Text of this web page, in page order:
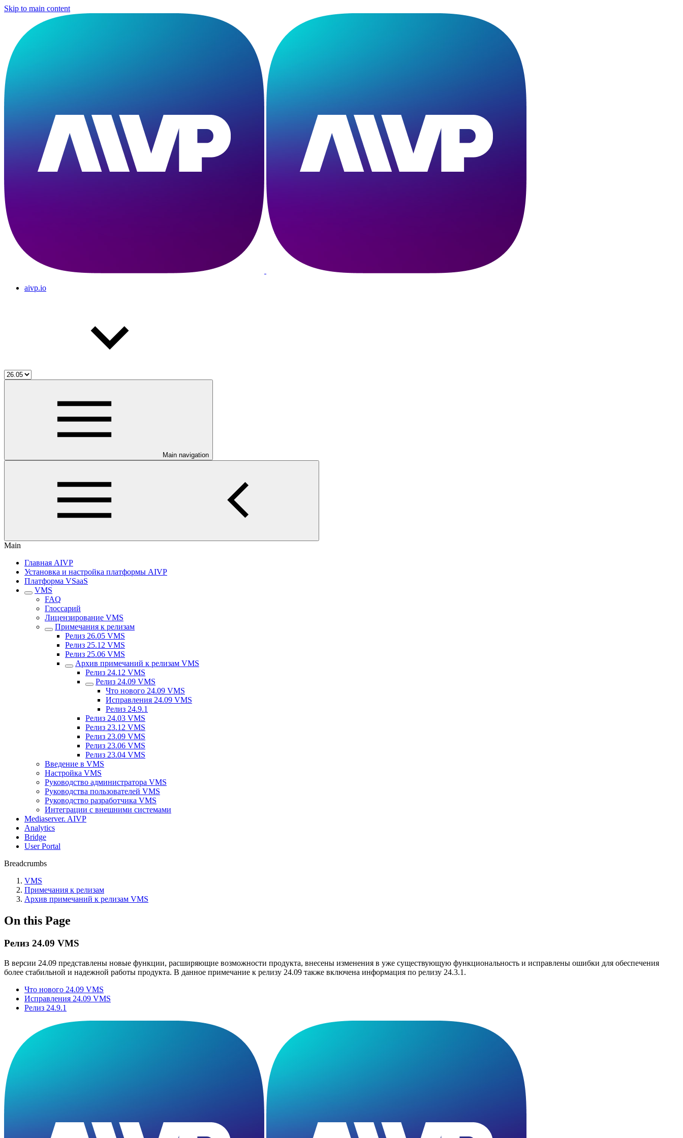
Skip to main content
aivp.io
Main navigation
Main
Главная AIVP
Установка и настройка платформы AIVP
Платформа VSaaS
VMS
FAQ
Глоссарий
Лицензирование VMS
Примечания к релизам
Релиз 26.05 VMS
Релиз 25.12 VMS
Релиз 25.06 VMS
Архив примечаний к релизам VMS
Рeлиз 24.12 VMS
Релиз 24.09 VMS
Что нового 24.09 VMS
Исправления 24.09 VMS
Релиз 24.9.1
Релиз 24.03 VMS
Релиз 23.12 VMS
Релиз 23.09 VMS
Релиз 23.06 VMS
Релиз 23.04 VMS
Введение в VMS
Настройка VMS
Руководство администратора VMS
Руководства пользователей VMS
Руководство разработчика VMS
Интеграции с внешними системами
Mediaserver. AIVP
Analytics
Bridge
User Portal
Breadcrumbs
VMS
Примечания к релизам
Архив примечаний к релизам VMS
On this Page
Релиз 24.09 VMS
В версии 24.09 представлены новые функции, расширяющие возможности продукта, внесены изменения в уже существующую функциональность и исправлены ошибки для обеспечения
более стабильной и надежной работы продукта. В данное примечание к релизу 24.09 также включена информация по релизу 24.3.1.
Что нового 24.09 VMS
Исправления 24.09 VMS
Релиз 24.9.1